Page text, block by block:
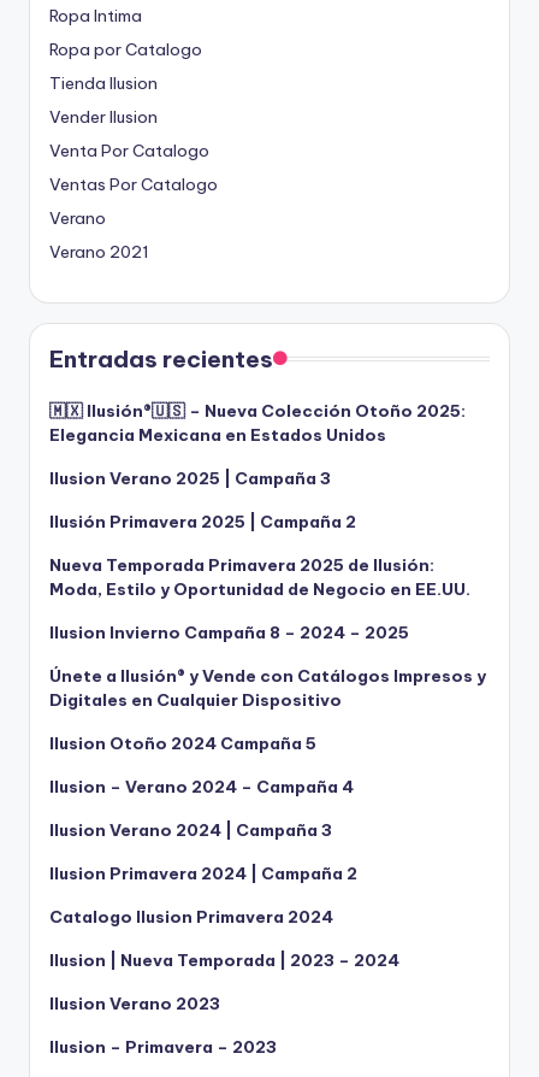
Ropa Intima
Ropa por Catalogo
Tienda Ilusion
Vender Ilusion
Venta Por Catalogo
Ventas Por Catalogo
Verano
Verano 2021
Entradas recientes
🇲🇽 Ilusión®️🇺🇸 – Nueva Colección Otoño 2025:
Elegancia Mexicana en Estados Unidos
Ilusion Verano 2025 | Campaña 3
Ilusión Primavera 2025 | Campaña 2
Nueva Temporada Primavera 2025 de Ilusión:
Moda, Estilo y Oportunidad de Negocio en EE.UU.
Ilusion Invierno Campaña 8 – 2024 – 2025
Únete a Ilusión® y Vende con Catálogos Impresos y
Digitales en Cualquier Dispositivo
Ilusion Otoño 2024 Campaña 5
Ilusion – Verano 2024 – Campaña 4
Ilusion Verano 2024 | Campaña 3
Ilusion Primavera 2024 | Campaña 2
Catalogo Ilusion Primavera 2024
Ilusion | Nueva Temporada | 2023 – 2024
Ilusion Verano 2023
Ilusion – Primavera – 2023